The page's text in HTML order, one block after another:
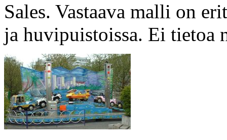
Sales. Vastaava malli on
ja huvipuistoissa. Ei tietoa